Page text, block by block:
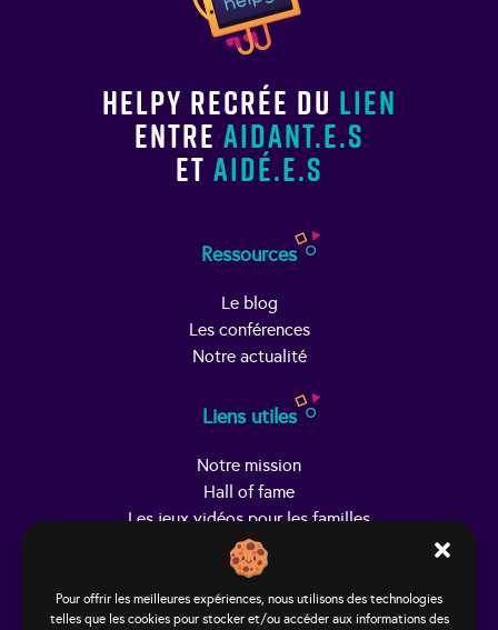
Pour offrir les meilleures expériences, nous utilisons des technologies
telles que les cookies pour stocker et/ou accéder aux informations des
Helpy recrée du lien
entre aidant.e.s
et aidé.e.s
Ressources
Le blog
Les conférences
Notre actualité
Liens utiles
Notre mission
Hall of fame
Les jeux vidéos pour les familles
Trouver Helpy